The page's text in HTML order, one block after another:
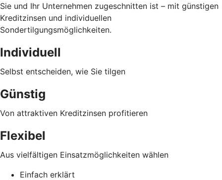
Sie und Ihr Unternehmen zugeschnitten ist – mit günstigen
Kreditzinsen und individuellen
Sondertilgungsmöglichkeiten.
Individuell
Selbst entscheiden, wie Sie tilgen
Günstig
Von attraktiven Kreditzinsen profitieren
Flexibel
Aus vielfältigen Einsatzmöglichkeiten wählen
Einfach erklärt